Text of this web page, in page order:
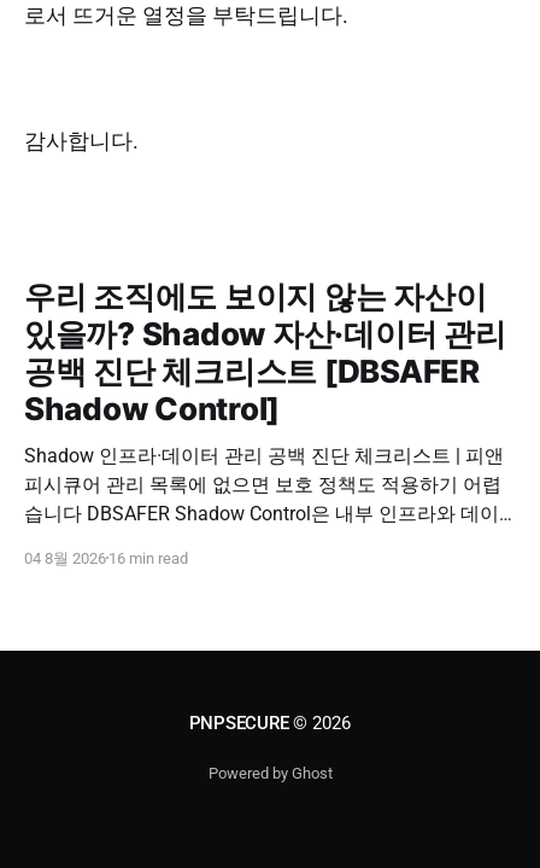
로서 뜨거운 열정을 부탁드립니다.
감사합니다.
우리 조직에도 보이지 않는 자산이
있을까? Shadow 자산·데이터 관리
공백 진단 체크리스트 [DBSAFER
Shadow Control]
Shadow 인프라·데이터 관리 공백 진단 체크리스트 | 피앤
피시큐어 관리 목록에 없으면 보호 정책도 적용하기 어렵
습니다 DBSAFER Shadow Control은 내부 인프라와 데이
나의 보안 운영 흐름으로 제공합니다. DBSAFER Shadow
04 8월 2026 16 min read
PNPSECURE© 2026
Powered by Ghost